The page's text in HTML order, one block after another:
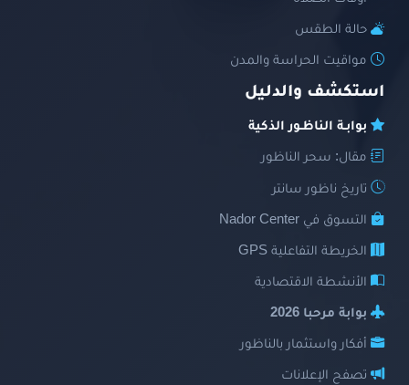
حالة الطقس
مواقيت الحراسة والمدن
استكشف والدليل
بوابـة الناظـور الذكية
مقال: سحر الناظور
تاريخ ناظور سانتر
التسوق في Nador Center
الخريطة التفاعلية GPS
الأنشطة الاقتصادية
بوابة مرحبا 2026
أفكار واستثمار بالناظور
تصفح الإعلانات